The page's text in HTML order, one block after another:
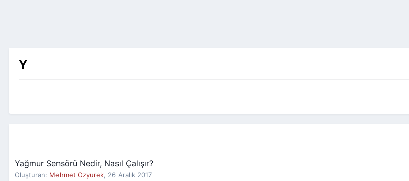
Y
Yağmur Sensörü Nedir, Nasıl Çalışır?
Oluşturan: Mehmet Ozyurek, 26 Aralık 2017